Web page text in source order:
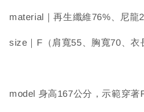
material｜再生纖維76%、尼龍
size｜F（肩寬55、胸寬70、衣
model 身高167公分，示範穿著